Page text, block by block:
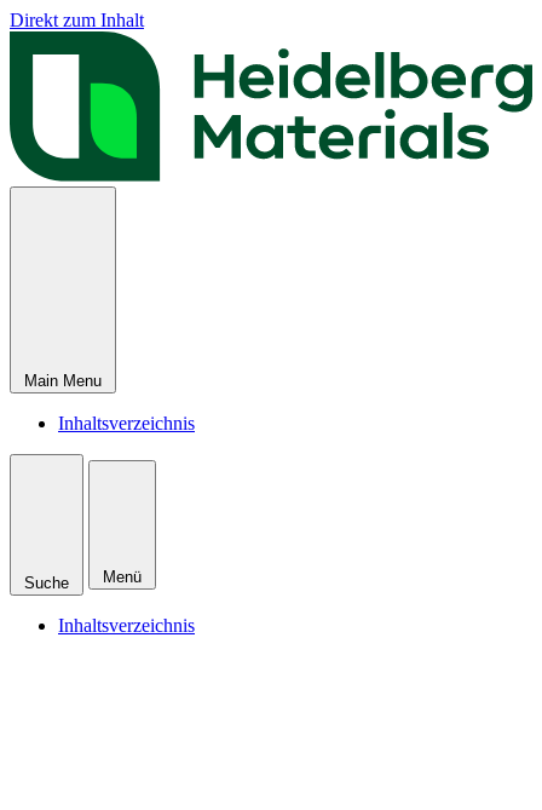
Direkt zum Inhalt
Main Menu
Inhaltsverzeichnis
Suche Menü
Inhaltsverzeichnis